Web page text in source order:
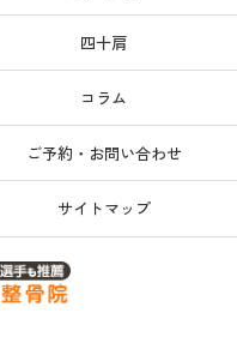
四十肩
コラム
ご予約・お問い合わせ
サイトマップ